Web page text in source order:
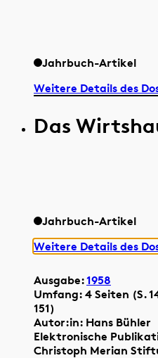
Jahrbuch-Artikel
Weitere Details des
Das
Jahrbuch-Artikel
Weitere Details des
Ausgabe:1958
Umfang: 4 Seiten (S.
151)
Autor:in: Hans Bühler
Elektronische
Christoph Merian